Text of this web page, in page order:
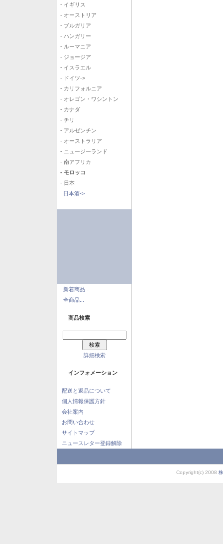
- イギリス
- オーストリア
- ブルガリア
- ハンガリー
- ルーマニア
- ジョージア
- イスラエル
- ドイツ->
- カリフォルニア
- オレゴン・ワシントン
- カナダ
- チリ
- アルゼンチン
- オーストラリア
- ニュージーランド
- 南アフリカ
- モロッコ
- 日本
日本酒->
新着商品...
全商品...
商品検索
詳細検索
インフォメーション
配送と返品について
個人情報保護方針
会社案内
お問い合わせ
サイトマップ
ニュースレター登録解除
Copyright(c) 2008